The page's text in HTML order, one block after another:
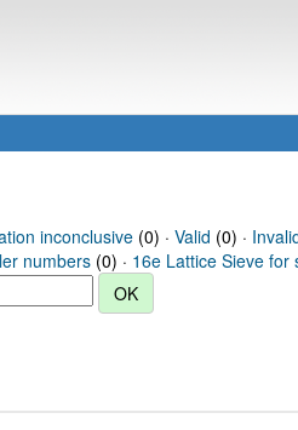
inconclusive(0) · Valid (0) ·
numbers (0) · 16e Lattice Sieve for